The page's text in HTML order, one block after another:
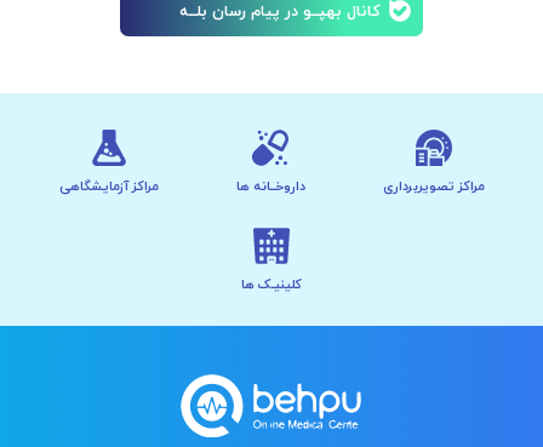
کانال بهپــو در پیام رسان بلــه
مراکز تصویربرداری داروخــانه ها مراکز آزمایشگاهی
کلینیـک ها